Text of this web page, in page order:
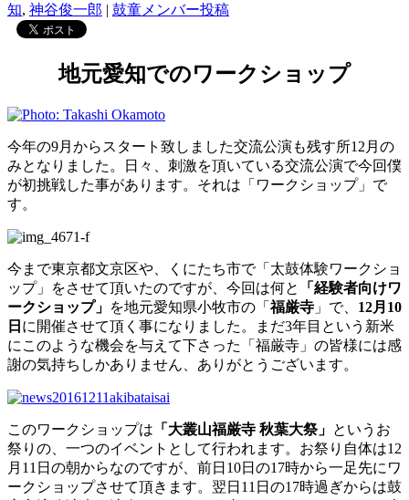
知, 神谷俊一郎 | 鼓童メンバー投稿
地元愛知でのワークショップ
今年の9月からスタート致しました交流公演も残す所12月の
みとなりました。日々、刺激を頂いている交流公演で今回僕
が初挑戦した事があります。それは「ワークショップ」で
す。
今まで東京都文京区や、くにたち市で「太鼓体験ワークショ
ップ」をさせて頂いたのですが、今回は何と
「経験者向けワ
ークショップ」 を地元愛知県小牧市の「福厳寺 」で、 12月10
日 に開催させて頂く事になりました。まだ3年目という新米
にこのような機会を与えて下さった「福厳寺」の皆様には感
謝の気持ちしかありません、ありがとうございます。
このワークショップは 「大叢山福厳寺 秋葉大祭」 というお
祭りの、一つのイベントとして行われます。お祭り自体は12
月11日の朝からなのですが、前日10日の17時から一足先にワ
ークショップさせて頂きます。翌日11日の17時過ぎからは鼓